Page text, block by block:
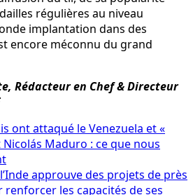
régulières au niveau
implantation dans des
encore méconnu du grand
Rédacteur en Chef & Directeur
ont attaqué le Venezuela et «
Maduro : ce que nous
approuve des projets de près
les capacités de ses